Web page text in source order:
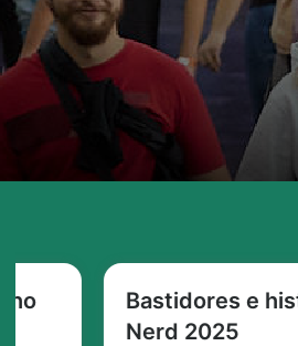
Bastidores e histórias
Nerd 2025